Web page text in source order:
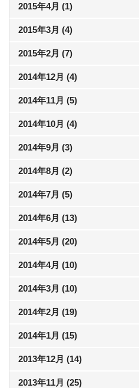
2015年4月 (1)
2015年3月 (4)
2015年2月 (7)
2014年12月 (4)
2014年11月 (5)
2014年10月 (4)
2014年9月 (3)
2014年8月 (2)
2014年7月 (5)
2014年6月 (13)
2014年5月 (20)
2014年4月 (10)
2014年3月 (10)
2014年2月 (19)
2014年1月 (15)
2013年12月 (14)
2013年11月 (25)